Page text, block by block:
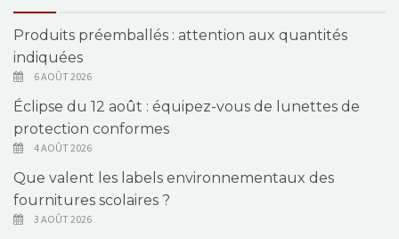
Produits préemballés : attention aux quantités
indiquées
6 AOÛT 2026
Éclipse du 12 août : équipez-vous de lunettes de
protection conformes
4 AOÛT 2026
Que valent les labels environnementaux des
fournitures scolaires ?
3 AOÛT 2026